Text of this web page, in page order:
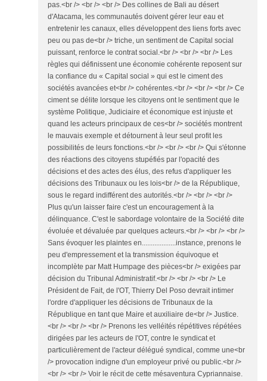
pas.<br /> <br /> <br /> Des collines de Bali au désert
d'Atacama, les communautés doivent gérer leur eau et
entretenir les canaux, elles développent des liens forts avec
peu ou pas de<br /> triche, un sentiment de Capital social
puissant, renforce le contrat social.<br /> <br /> <br /> Les
règles qui définissent une économie cohérente reposent sur
la confiance du « Capital social » qui est le ciment des
sociétés avancées et<br /> cohérentes.<br /> <br /> <br /> Ce
ciment se délite lorsque les citoyens ont le sentiment que le
système Politique, Judiciaire et économique est injuste et
quand les acteurs principaux de ces<br /> sociétés montrent
le mauvais exemple et détournent à leur seul profit les
possibilités de leurs fonctions.<br /> <br /> <br /> Qui s'étonne
des réactions des citoyens stupéfiés par l'opacité des
décisions et des actes des élus, des refus d'appliquer les
décisions des Tribunaux ou les lois<br /> de la République,
sous le regard indifférent des autorités.<br /> <br /> <br />
Plus qu'un laisser faire c'est un encouragement à la
délinquance. C'est le sabordage volontaire de la Société dite
évoluée et dévaluée par quelques acteurs.<br /> <br /> <br />
Sans évoquer les plaintes en...................instance, prenons le
peu d'empressement et la transmission équivoque et
incomplète par Matt Humpage des pièces<br /> exigées par
décision du Tribunal Administratif.<br /> <br /> <br /> Le
Président de Fait, de l'OT, Thierry Del Poso devrait intimer
l'ordre d'appliquer les décisions de Tribunaux de la
République en tant que Maire et auxiliaire de<br /> Justice.
<br /> <br /> <br /> Prenons les velléités répétitives répétées
dirigées par les acteurs de l'OT, contre le syndicat et
particulièrement de l'acteur délégué syndical, comme une<br
/> provocation indigne d'un employeur privé ou public.<br />
<br /> <br /> Voir le récit de cette mésaventura Cypriannaise.